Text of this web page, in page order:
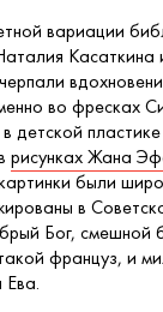
вариации
Касаткина
во фресках
детской
рисунках Жана
были
в
Бог, смешной
француз, и
Ева.